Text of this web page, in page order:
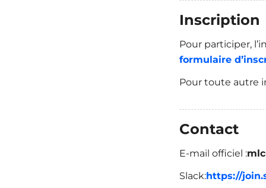
Inscription
Pour participer,
formulaire
Pour toute autre
Contact
E-mail officiel :
Slack:https://